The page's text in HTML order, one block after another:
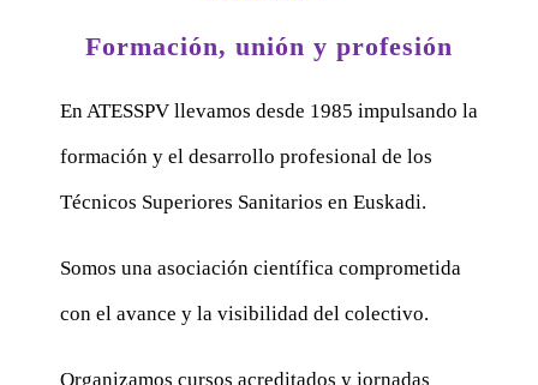
Formación, unión y profesión
En ATESSPV llevamos desde 1985 impulsando la
formación y el desarrollo profesional de los
Técnicos Superiores Sanitarios en Euskadi.
Somos una asociación científica comprometida
con el avance y la visibilidad del colectivo.
Organizamos cursos acreditados y jornadas